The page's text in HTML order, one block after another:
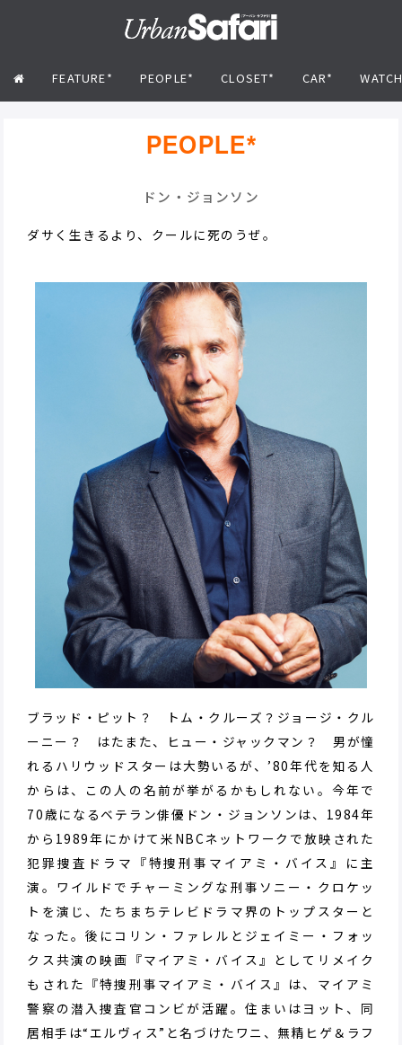
FEATURE* PEOPLE* CLOSET* CAR*
PEOPLE*
ドン・ジョンソン
ダサく生きるより、クールに死のうぜ。
ブラッド・ピット？ トム・クルーズ？ジョージ・クル
ーニー？ はたまた、ヒュー・ジャックマン？ 男が憧
れるハリウッドスターは大勢いるが、’80年代を知る人
からは、この人の名前が挙がるかもしれない。今年で
70歳になるベテラン俳優ドン・ジョンソンは、1984年
から1989年にかけて米NBCネットワークで放映された
犯罪捜査ドラマ『特捜刑事マイアミ・バイス』に主
演。ワイルドでチャーミングな刑事ソニー・クロケッ
トを演じ、たちまちテレビドラマ界のトップスターと
なった。後にコリン・ファレルとジェイミー・フォッ
クス共演の映画『マイアミ・バイス』としてリメイク
もされた『特捜刑事マイアミ・バイス』は、マイアミ
警察の潜入捜査官コンビが活躍。住まいはヨット、同
居相手は“エルヴィス”と名づけたワニ、無精ヒゲ＆ラフ